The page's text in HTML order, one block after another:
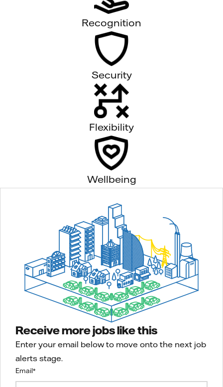
Recognition
Security
Flexibility
Wellbeing
Receive more jobs like this
Enter your email below to move onto the next job
alerts stage.
Email*